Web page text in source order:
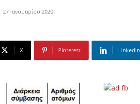
27 Ιανουαρίου 2020
X Pinterest Linkedin